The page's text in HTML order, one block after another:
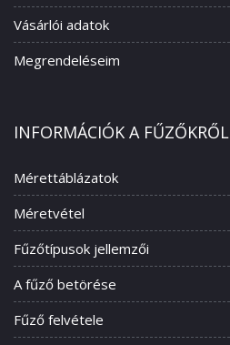
Vásárlói adatok
Megrendeléseim
INFORMÁCIÓK A FŰZŐKRŐL
Mérettáblázatok
Méretvétel
Fűzőtípusok jellemzői
A fűző betörése
Fűző felvétele